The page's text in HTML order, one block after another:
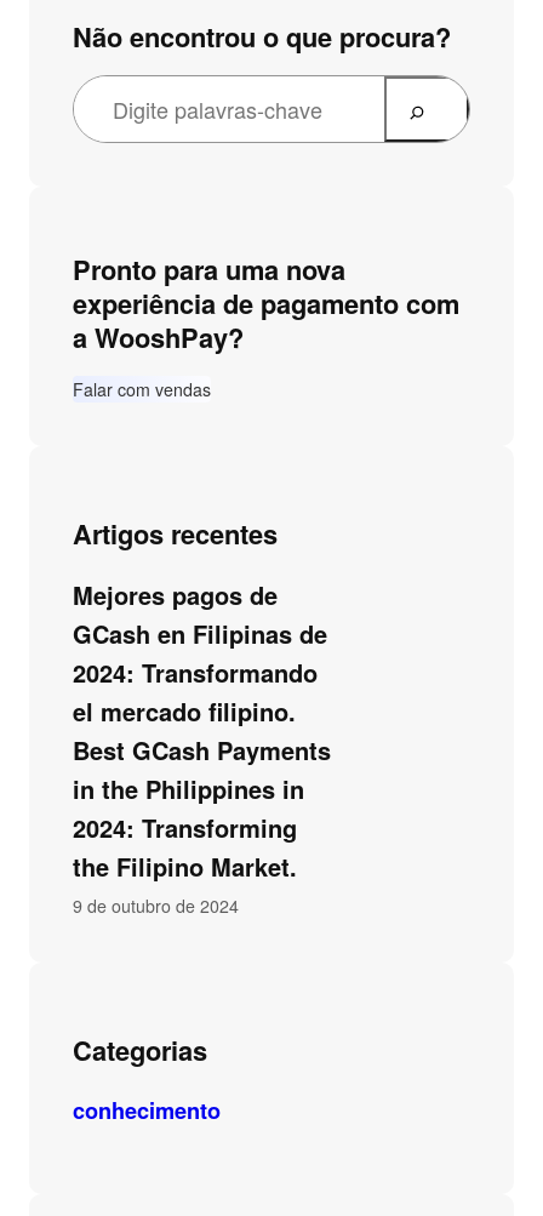
Não encontrou o que procura?
Pronto para uma nova
experiência de pagamento com
a WooshPay?
Falar com vendas
Artigos recentes
Mejores pagos de
GCash en Filipinas de
2024: Transformando
el mercado filipino.
Best GCash Payments
in the Philippines in
2024: Transforming
the Filipino Market.
9 de outubro de 2024
Categorias
conhecimento